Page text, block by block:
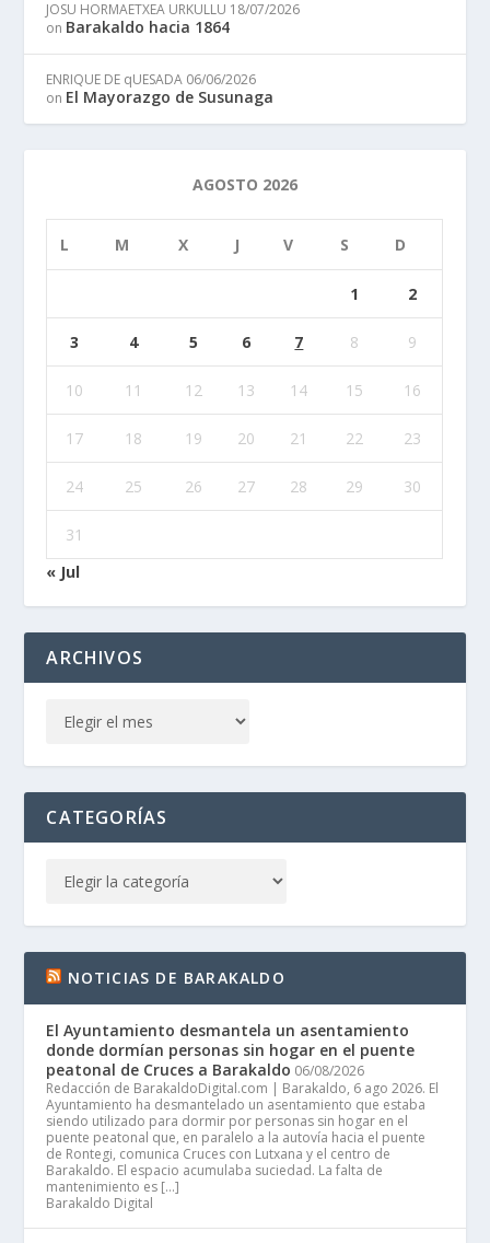
JOSU HORMAETXEA URKULLU 18/07/2026
on Barakaldo hacia 1864
ENRIQUE DE qUESADA 06/06/2026
on El Mayorazgo de Susunaga
AGOSTO 2026
L M X J V S D
1 2
3 4 5 6 7 8 9
10 11 12 13 14 15 16
17 18 19 20 21 22 23
24 25 26 27 28 29 30
31
« Jul
ARCHIVOS
CATEGORÍAS
NOTICIAS DE BARAKALDO
El Ayuntamiento desmantela un asentamiento
donde dormían personas sin hogar en el puente
peatonal de Cruces a Barakaldo 06/08/2026
Redacción de BarakaldoDigital.com | Barakaldo, 6 ago 2026. El
Ayuntamiento ha desmantelado un asentamiento que estaba
siendo utilizado para dormir por personas sin hogar en el
puente peatonal que, en paralelo a la autovía hacia el puente
de Rontegi, comunica Cruces con Lutxana y el centro de
Barakaldo. El espacio acumulaba suciedad. La falta de
mantenimiento es […]
Barakaldo Digital